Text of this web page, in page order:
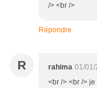
/> <br />
Répondre
R rahima 01/01/
<br /> <br />